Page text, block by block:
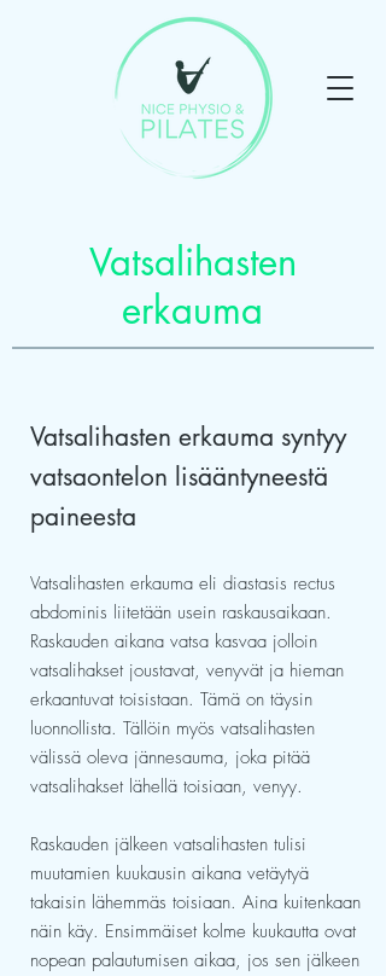
Vatsalihasten
erkauma
Vatsalihasten erkauma syntyy
vatsaontelon lisääntyneestä
paineesta
Vatsalihasten erkauma eli diastasis rectus
abdominis liitetään usein raskausaikaan.
Raskauden aikana vatsa kasvaa jolloin
vatsalihakset joustavat, venyvät ja hieman
erkaantuvat toisistaan. Tämä on täysin
luonnollista. Tällöin myös vatsalihasten
välissä oleva jännesauma, joka pitää
vatsalihakset lähellä toisiaan, venyy.
Raskauden jälkeen vatsalihasten tulisi
muutamien kuukausin aikana vetäytyä
takaisin lähemmäs toisiaan. Aina kuitenkaan
näin käy. Ensimmäiset kolme kuukautta ovat
nopean palautumisen aikaa, jos sen jälkeen